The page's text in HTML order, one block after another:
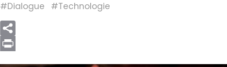
#Dialogue #Technologie